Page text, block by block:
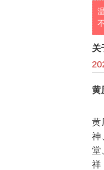
关
黄
黄
神
堂
祥